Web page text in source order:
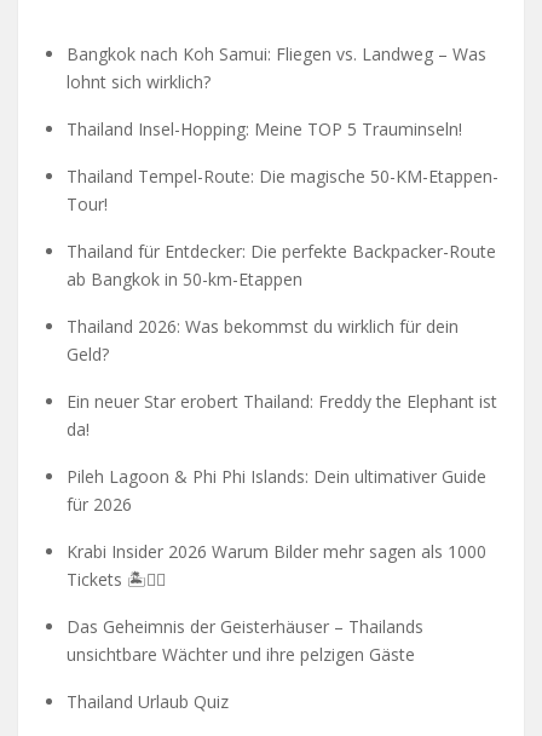
Bangkok nach Koh Samui: Fliegen vs. Landweg – Was
lohnt sich wirklich?
Thailand Insel-Hopping: Meine TOP 5 Trauminseln!
Thailand Tempel-Route: Die magische 50-KM-Etappen-
Tour!
Thailand für Entdecker: Die perfekte Backpacker-Route
ab Bangkok in 50-km-Etappen
Thailand 2026: Was bekommst du wirklich für dein
Geld?
Ein neuer Star erobert Thailand: Freddy the Elephant ist
da!
Pileh Lagoon & Phi Phi Islands: Dein ultimativer Guide
für 2026
Krabi Insider 2026 Warum Bilder mehr sagen als 1000
Tickets 🏝️🧗‍♂️
Das Geheimnis der Geisterhäuser – Thailands
unsichtbare Wächter und ihre pelzigen Gäste
Thailand Urlaub Quiz